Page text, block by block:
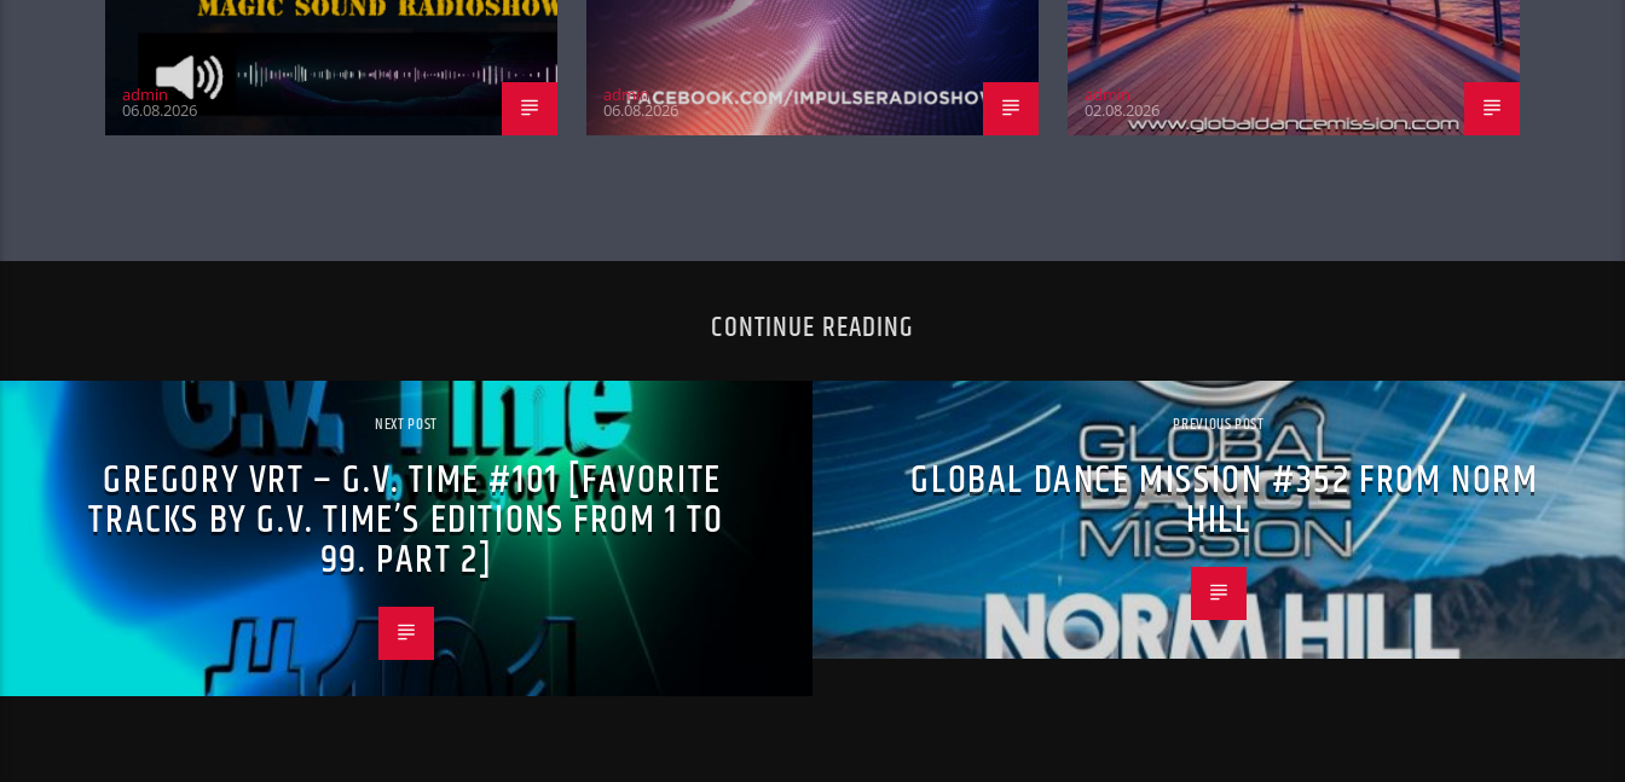
admin
06.08.2026
admin
06.08.2026
admin
02.08.2026
CONTINUE READING
NEXT POST
GREGORY VRT – G.V. TIME #101 [FAVORITE
TRACKS BY G.V. TIME’S EDITIONS FROM 1 TO
99. PART 2]
PREVIOUS POST
GLOBAL DANCE MISSION #352 FROM NORM
HILL